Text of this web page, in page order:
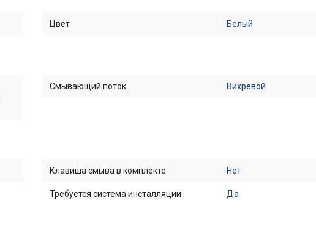
Цвет Белый
Смывающий поток Вихревой
Клавиша смыва в комплекте Нет
Требуется система инсталляции Да